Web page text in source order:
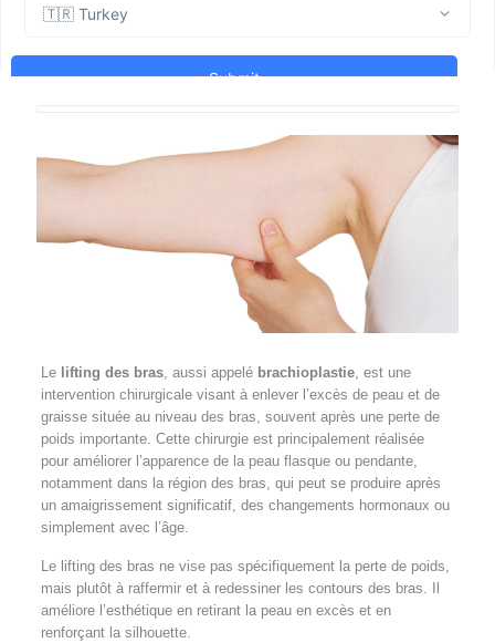
Le lifting des bras, aussi appelé brachioplastie, est une
intervention chirurgicale visant à enlever l’excès de peau et de
graisse située au niveau des bras, souvent après une perte de
poids importante. Cette chirurgie est principalement réalisée
pour améliorer l’apparence de la peau flasque ou pendante,
notamment dans la région des bras, qui peut se produire après
un amaigrissement significatif, des changements hormonaux ou
simplement avec l’âge.
Le lifting des bras ne vise pas spécifiquement la perte de poids,
mais plutôt à raffermir et à redessiner les contours des bras. Il
améliore l’esthétique en retirant la peau en excès et en
renforçant la silhouette.